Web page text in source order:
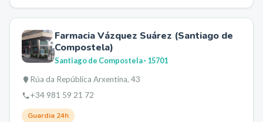
Farmacia Vázquez Suárez (Santiago de
Compostela)
Santiago de Compostela· 15701
Rúa da República Arxentina, 43
+34 981 59 21 72
Guardia 24h